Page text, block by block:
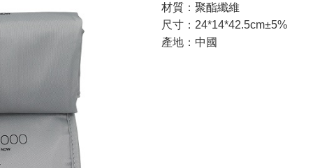
材質：聚酯纖維
尺寸：24*14*42.5cm±5%
產地：中國